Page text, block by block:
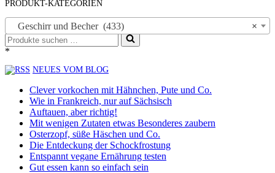
PRODUKT-KATEGORIEN
×
Geschirr und Becher (433)
Suchen
nach …
*
NEUES VOM BLOG
Clever vorkochen mit Hähnchen, Pute und Co.
Wie in Frankreich, nur auf Sächsisch
Auftauen, aber richtig!
Mit wenigen Zutaten etwas Besonderes zaubern
Osterzopf, süße Häschen und Co.
Die Entdeckung der Schockfrostung
Entspannt vegane Ernährung testen
Gut essen kann so einfach sein